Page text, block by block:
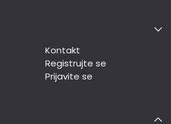
Kontakt
Registrujte se
Prijavite se